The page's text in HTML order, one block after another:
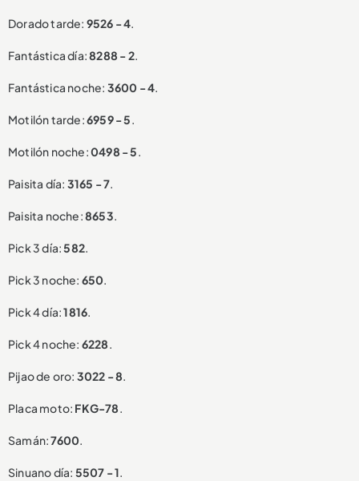
Dorado tarde: 9526 - 4.
Fantástica día:8288 - 2.
Fantástica noche: 3600 - 4.
Motilón tarde:6959 - 5.
Motilón noche:0498 - 5.
Paisita día: 3165 - 7.
Paisita noche:8653.
Pick 3 día:582.
Pick 3 noche: 650.
Pick 4 día:1816.
Pick 4 noche: 6228.
Pijao de oro: 3022 - 8.
Placa moto: FKG-78.
Samán:7600.
Sinuano día: 5507 - 1.